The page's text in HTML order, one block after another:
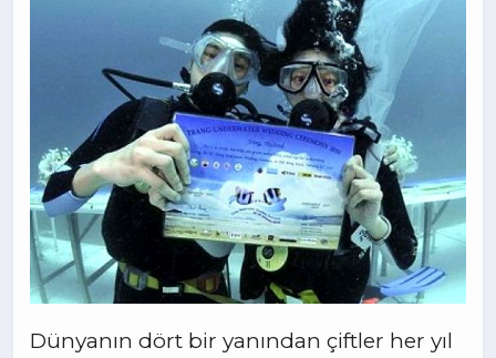
Dünyanın dört bir yanından çiftler her yıl